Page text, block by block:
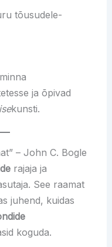
tõusudele-
ja õpivad
kunsti.
– John C. Bogle
rajaja ja
See raamat
juhend, kuidas
koguda.